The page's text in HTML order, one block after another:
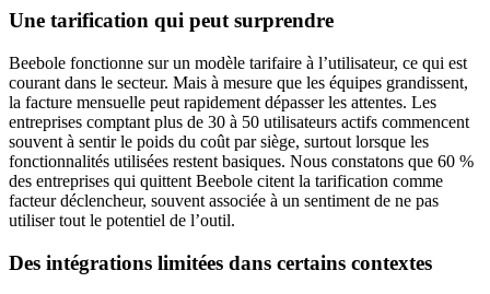
Une tarification qui peut surprendre
Beebole fonctionne sur un modèle tarifaire à l’utilisateur, ce qui est
courant dans le secteur. Mais à mesure que les équipes grandissent,
la facture mensuelle peut rapidement dépasser les attentes. Les
entreprises comptant plus de 30 à 50 utilisateurs actifs commencent
souvent à sentir le poids du coût par siège, surtout lorsque les
fonctionnalités utilisées restent basiques. Nous constatons que 60 %
des entreprises qui quittent Beebole citent la tarification comme
facteur déclencheur, souvent associée à un sentiment de ne pas
utiliser tout le potentiel de l’outil.
Des intégrations limitées dans certains contextes